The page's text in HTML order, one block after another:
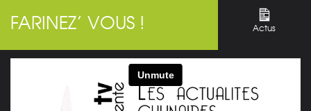
FARINEZ’ VOUS ! Actus